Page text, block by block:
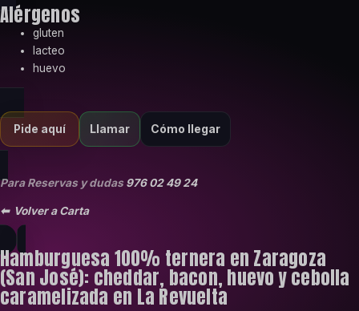
Alérgenos
gluten
lacteo
huevo
Pide aquí Llamar Cómo llegar
Para Reservas y dudas 976 02 49 24
⬅ Volver a Carta
Hamburguesa 100% ternera en Zaragoza
(San José): cheddar, bacon, huevo y cebolla
caramelizada en La Revuelta